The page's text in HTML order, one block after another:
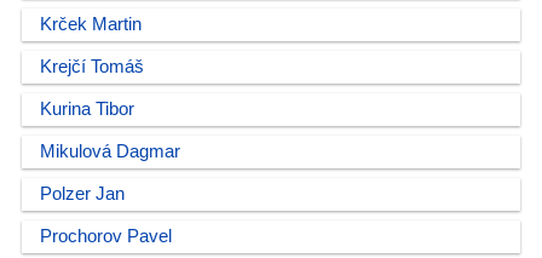
Krček Martin
Krejčí Tomáš
Kurina Tibor
Mikulová Dagmar
Polzer Jan
Prochorov Pavel